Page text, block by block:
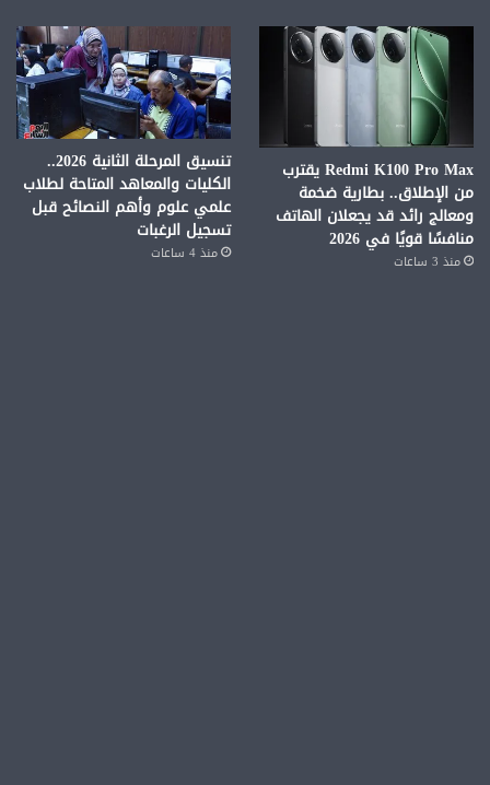
Redmi K100 Pro Max يقترب
من الإطلاق.. بطارية ضخمة
ومعالج رائد قد يجعلان الهاتف
منافسًا قويًا في 2026
منذ 3 ساعات
تنسيق المرحلة الثانية 2026..
الكليات والمعاهد المتاحة لطلاب
علمي علوم وأهم النصائح قبل
تسجيل الرغبات
منذ 4 ساعات